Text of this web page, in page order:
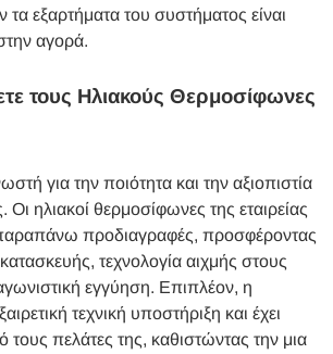
τα εξαρτήματα του συστήματος είναι
αγορά.
τους Ηλιακούς Θερμοσίφωνες
για την ποιότητα και την αξιοπιστία
ηλιακοί θερμοσίφωνες της εταιρείας
προδιαγραφές, προσφέροντας
τεχνολογία αιχμής στους
εγγύηση. Επιπλέον, η
τεχνική υποστήριξη και έχει
τους πελάτες της, καθιστώντας την μια